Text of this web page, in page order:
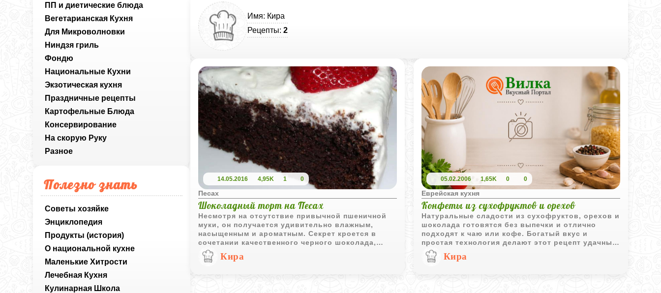
ПП и диетические блюда
Вегетарианская Кухня
Для Микроволновки
Ниндзя гриль
Фондю
Национальные Кухни
Экзотическая кухня
Праздничные рецепты
Картофельные Блюда
Консервирование
На скорую Руку
Разное
Полезно знать
Советы хозяйке
Энциклопедия
Продукты (история)
О национальной кухне
Маленькие Хитрости
Лечебная Кухня
Кулинарная Школа
Имя: Кира
Рецепты:2
14.05.2016 4,95K 1 0
Песах
Шоколадный торт на Песах
Несмотря на отсутствие привычной пшеничной
муки, он получается удивительно влажным,
насыщенным и ароматным. Секрет кроется в
сочетании качественного черного шоколада,
крепкого кофе и вина, которые создают глубокий
вкус, а взбитые белки дарят тесту необходимую
превращает этот простой в приготовлении торт
Кира
05.02.2006 1,65K 0 0
Еврейская кухня
Конфеты из сухофруктов и орехов
Натуральные сладости из сухофруктов, орехов и
шоколада готовятся без выпечки и отлично
подходят к чаю или кофе. Богатый вкус и
простая технология делают этот рецепт удачным
вариантом для домашнего десерта.
Кира